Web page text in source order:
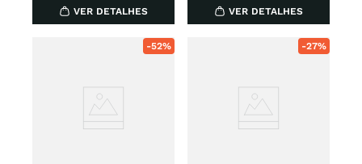
VER DETALHES VER DETALHES
-52% -27%